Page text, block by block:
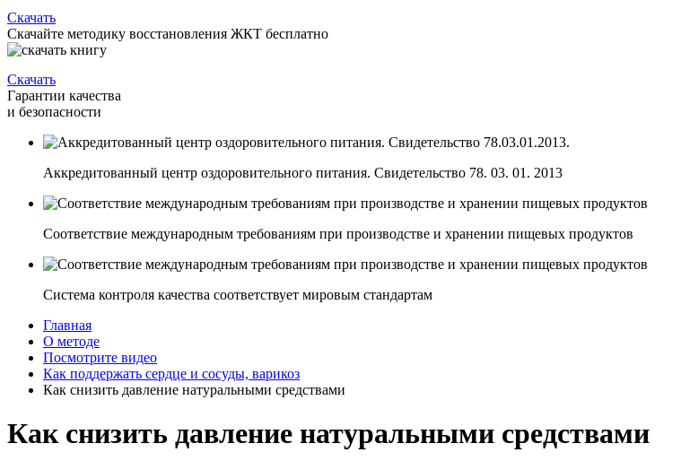
Скачать
Скачайте методику восстановления ЖКТ бесплатно
Скачать
Гарантии качества
и безопасности
Аккредитованный центр оздоровительного питания. Свидетельство 78. 03. 01. 2013
Соответствие международным требованиям при производстве и хранении пищевых продуктов
Система контроля качества соответствует мировым стандартам
Главная
О методе
Посмотрите видео
Как поддержать сердце и сосуды, варикоз
Как снизить давление натуральными средствами
Как снизить давление натуральными средствами